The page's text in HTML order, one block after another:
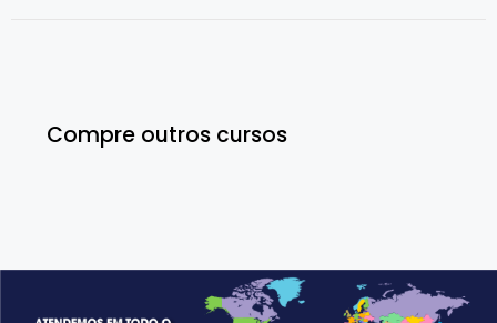
Compre outros cursos